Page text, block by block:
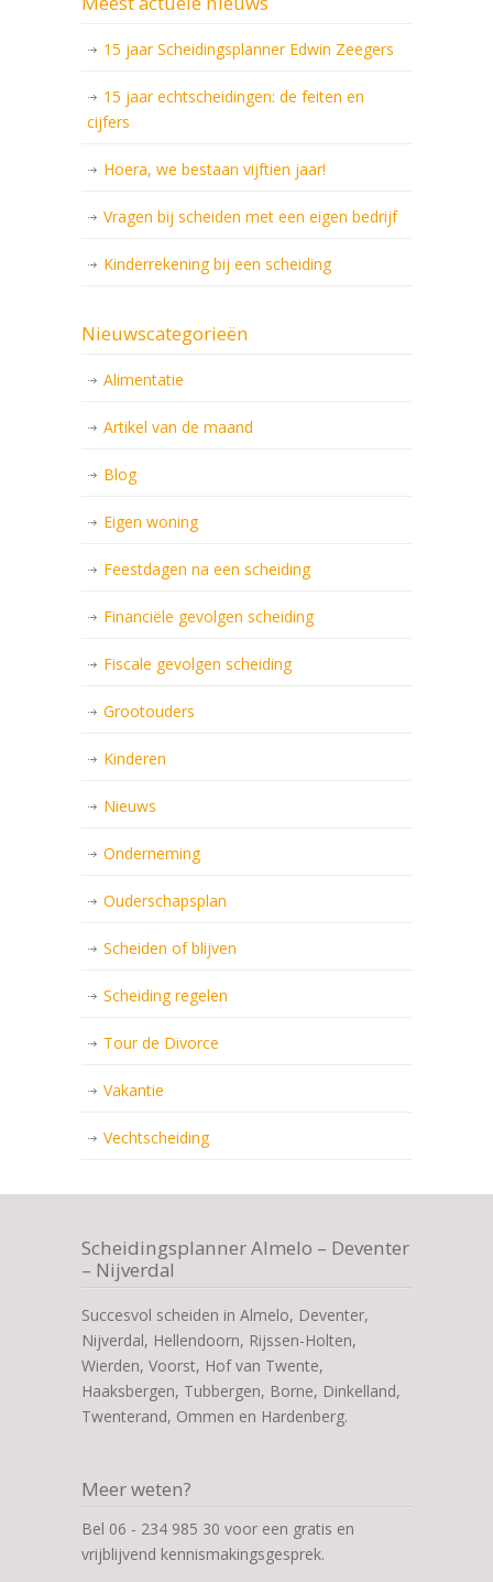
15 jaar Scheidingsplanner Edwin Zeegers
15 jaar echtscheidingen: de feiten en
cijfers
Hoera, we bestaan vijftien jaar!
Vragen bij scheiden met een eigen bedrijf
Kinderrekening bij een scheiding
Nieuwscategorieën
Alimentatie
Artikel van de maand
Blog
Eigen woning
Feestdagen na een scheiding
Financiële gevolgen scheiding
Fiscale gevolgen scheiding
Grootouders
Kinderen
Nieuws
Onderneming
Ouderschapsplan
Scheiden of blijven
Scheiding regelen
Tour de Divorce
Vakantie
Vechtscheiding
Scheidingsplanner Almelo – Deventer
– Nijverdal
Succesvol scheiden in Almelo, Deventer,
Nijverdal, Hellendoorn, Rijssen-Holten,
Wierden, Voorst, Hof van Twente,
Haaksbergen, Tubbergen, Borne, Dinkelland,
Twenterand, Ommen en Hardenberg.
Meer weten?
Bel 06 - 234 985 30 voor een gratis en
vrijblijvend kennismakingsgesprek.